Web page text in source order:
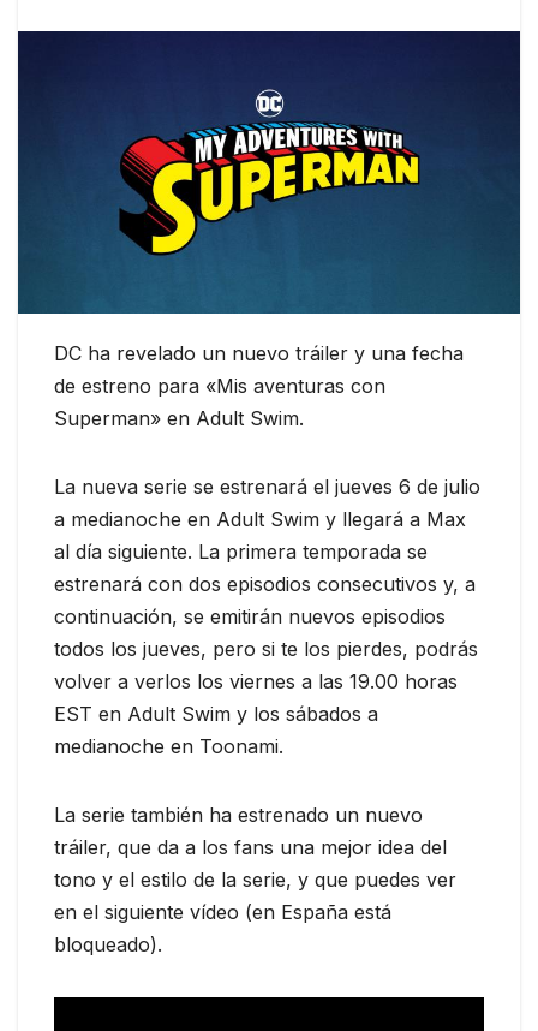
DC ha revelado un nuevo tráiler y una fecha
de estreno para «Mis aventuras con
Superman» en Adult Swim.
La nueva serie se estrenará el jueves 6 de julio
a medianoche en Adult Swim y llegará a Max
al día siguiente. La primera temporada se
estrenará con dos episodios consecutivos y, a
continuación, se emitirán nuevos episodios
todos los jueves, pero si te los pierdes, podrás
volver a verlos los viernes a las 19.00 horas
EST en Adult Swim y los sábados a
medianoche en Toonami.
La serie también ha estrenado un nuevo
tráiler, que da a los fans una mejor idea del
tono y el estilo de la serie, y que puedes ver
en el siguiente vídeo (en España está
bloqueado).